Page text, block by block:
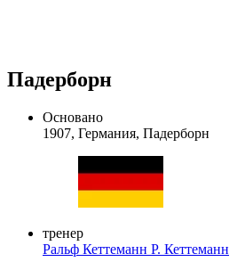
Падерборн
Основано
1907, Германия, Падерборн
тренер
Ральф Кеттеманн Р. Кеттеманн